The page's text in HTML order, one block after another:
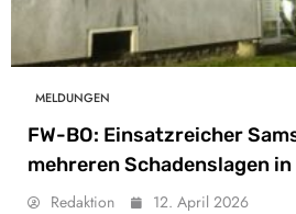
MELDUNGEN
FW-BO: Einsatzreicher
mehreren Schadenslagen
Redaktion 12. April 2026